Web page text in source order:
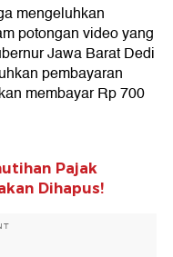
mengeluhkan
potongan video yang
Jawa Barat Dedi
pembayaran
membayar Rp 700
Pajak
Dihapus!